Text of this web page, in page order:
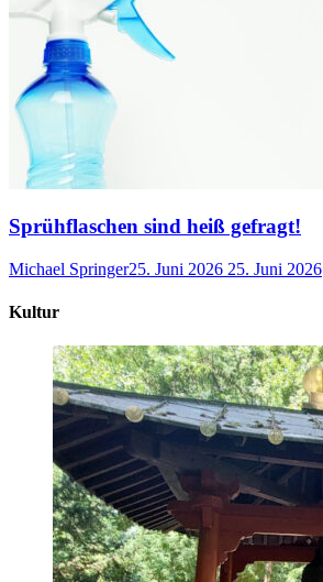
Sprühflaschen sind heiß gefragt!
Michael Springer25. Juni 2026 25. Juni 2026
Kultur